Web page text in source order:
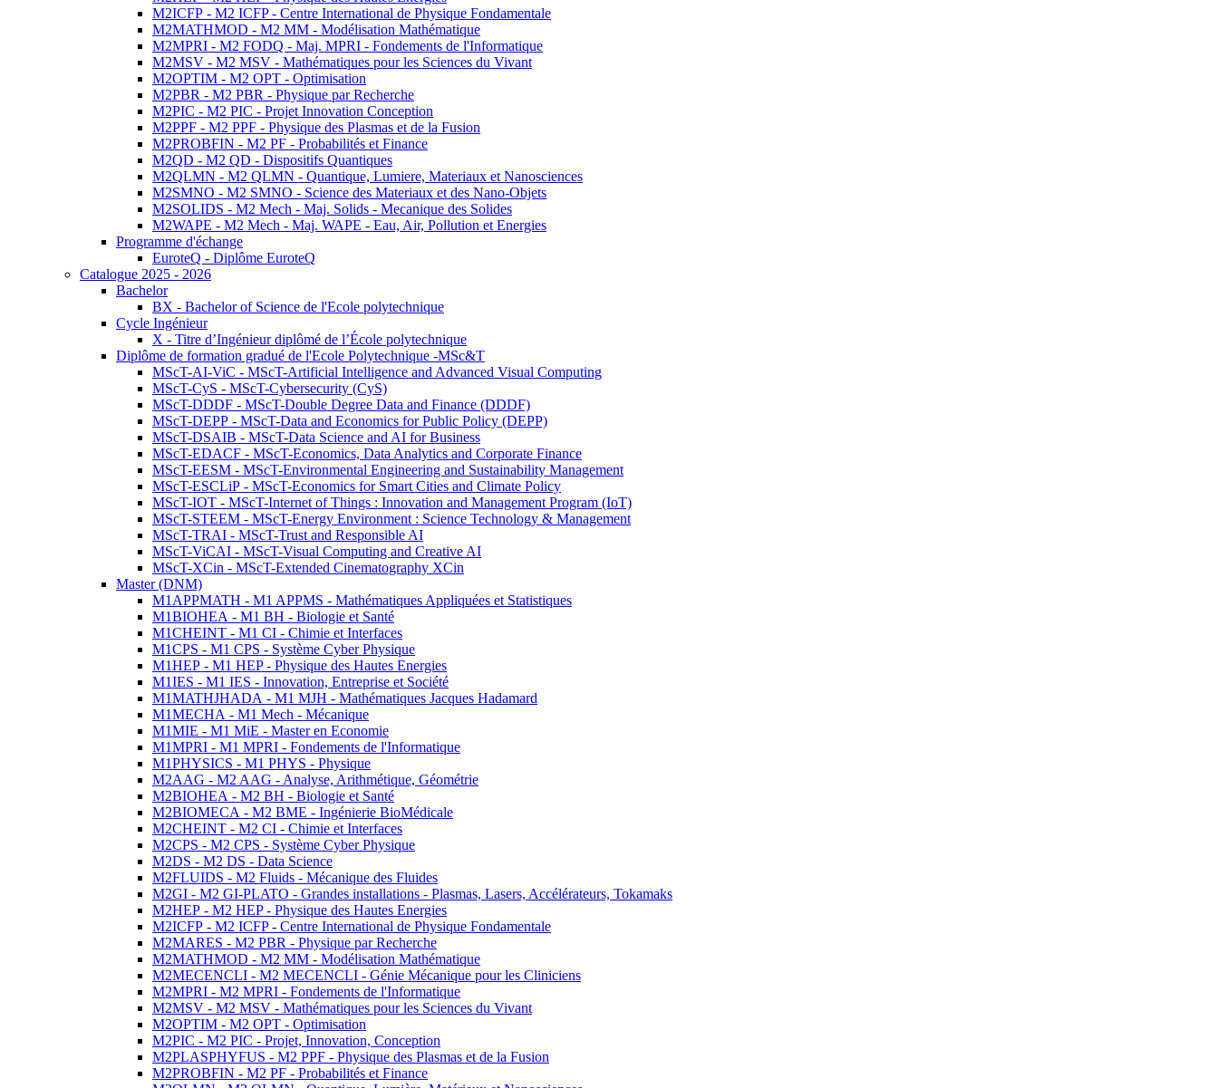
M2ICFP - M2 ICFP - Centre International de Physique Fondamentale
M2MATHMOD - M2 MM - Modélisation Mathématique
M2MPRI - M2 FODQ - Maj. MPRI - Fondements de l'Informatique
M2MSV - M2 MSV - Mathématiques pour les Sciences du Vivant
M2OPTIM - M2 OPT - Optimisation
M2PBR - M2 PBR - Physique par Recherche
M2PIC - M2 PIC - Projet Innovation Conception
M2PPF - M2 PPF - Physique des Plasmas et de la Fusion
M2PROBFIN - M2 PF - Probabilités et Finance
M2QD - M2 QD - Dispositifs Quantiques
M2QLMN - M2 QLMN - Quantique, Lumiere, Materiaux et Nanosciences
M2SMNO - M2 SMNO - Science des Materiaux et des Nano-Objets
M2SOLIDS - M2 Mech - Maj. Solids - Mecanique des Solides
M2WAPE - M2 Mech - Maj. WAPE - Eau, Air, Pollution et Energies
Programme d'échange
EuroteQ - Diplôme EuroteQ
Catalogue 2025 - 2026
Bachelor
BX - Bachelor of Science de l'Ecole polytechnique
Cycle Ingénieur
X - Titre d’Ingénieur diplômé de l’École polytechnique
Diplôme de formation gradué de l'Ecole Polytechnique -MSc&T
MScT-AI-ViC - MScT-Artificial Intelligence and Advanced Visual Computing
MScT-CyS - MScT-Cybersecurity (CyS)
MScT-DDDF - MScT-Double Degree Data and Finance (DDDF)
MScT-DEPP - MScT-Data and Economics for Public Policy (DEPP)
MScT-DSAIB - MScT-Data Science and AI for Business
MScT-EDACF - MScT-Economics, Data Analytics and Corporate Finance
MScT-EESM - MScT-Environmental Engineering and Sustainability Management
MScT-ESCLiP - MScT-Economics for Smart Cities and Climate Policy
MScT-IOT - MScT-Internet of Things : Innovation and Management Program (IoT)
MScT-STEEM - MScT-Energy Environment : Science Technology & Management
MScT-TRAI - MScT-Trust and Responsible AI
MScT-ViCAI - MScT-Visual Computing and Creative AI
MScT-XCin - MScT-Extended Cinematography XCin
Master (DNM)
M1APPMATH - M1 APPMS - Mathématiques Appliquées et Statistiques
M1BIOHEA - M1 BH - Biologie et Santé
M1CHEINT - M1 CI - Chimie et Interfaces
M1CPS - M1 CPS - Système Cyber Physique
M1HEP - M1 HEP - Physique des Hautes Energies
M1IES - M1 IES - Innovation, Entreprise et Société
M1MATHJHADA - M1 MJH - Mathématiques Jacques Hadamard
M1MECHA - M1 Mech - Mécanique
M1MIE - M1 MiE - Master en Economie
M1MPRI - M1 MPRI - Fondements de l'Informatique
M1PHYSICS - M1 PHYS - Physique
M2AAG - M2 AAG - Analyse, Arithmétique, Géométrie
M2BIOHEA - M2 BH - Biologie et Santé
M2BIOMECA - M2 BME - Ingénierie BioMédicale
M2CHEINT - M2 CI - Chimie et Interfaces
M2CPS - M2 CPS - Système Cyber Physique
M2DS - M2 DS - Data Science
M2FLUIDS - M2 Fluids - Mécanique des Fluides
M2GI - M2 GI-PLATO - Grandes installations - Plasmas, Lasers, Accélérateurs, Tokamaks
M2HEP - M2 HEP - Physique des Hautes Energies
M2ICFP - M2 ICFP - Centre International de Physique Fondamentale
M2MARES - M2 PBR - Physique par Recherche
M2MATHMOD - M2 MM - Modélisation Mathématique
M2MECENCLI - M2 MECENCLI - Génie Mécanique pour les Cliniciens
M2MPRI - M2 MPRI - Fondements de l'Informatique
M2MSV - M2 MSV - Mathématiques pour les Sciences du Vivant
M2OPTIM - M2 OPT - Optimisation
M2PIC - M2 PIC - Projet, Innovation, Conception
M2PLASPHYFUS - M2 PPF - Physique des Plasmas et de la Fusion
M2PROBFIN - M2 PF - Probabilités et Finance